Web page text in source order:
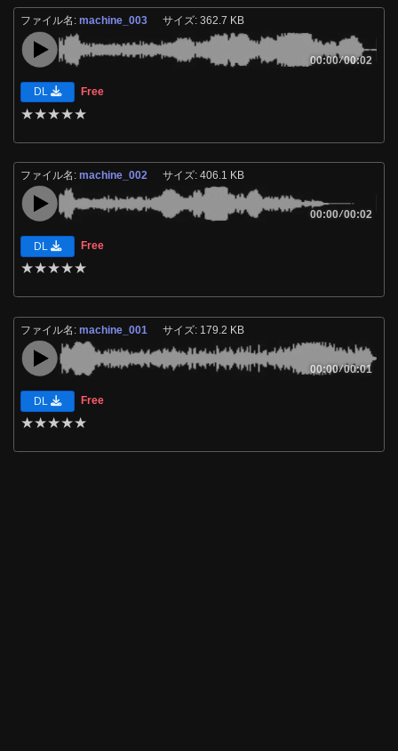
ファイル名:machine_003 サイズ: 362.7 KB
00:00/00:02
DL Free
★★★★★
ファイル名:machine_002 サイズ: 406.1 KB
00:00/00:02
DL Free
★★★★★
ファイル名:machine_001 サイズ: 179.2 KB
00:00/00:01
DL Free
★★★★★